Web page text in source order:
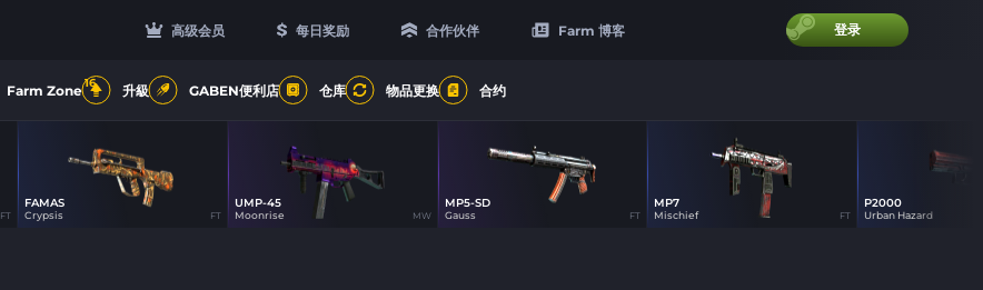
高级会员 每日奖励 合作伙伴 Farm 博客 登录
Farm Zone16 升級 GABEN便利店 仓库 物品更换 合约
FT
FAMAS
Crypsis FT
UMP-45
Moonrise MW
MP5-SD
Gauss FT
MP7
Mischief FT 52
P2000
Urban Hazard